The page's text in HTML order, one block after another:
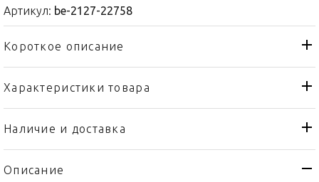
Артикул: be-2127-22758
Короткое описание
Характеристики товара
Тип товара
Подсвечник
Бренд
Коллекция
Lakshmi
Страна производителя
Наличие и доставка
Описание